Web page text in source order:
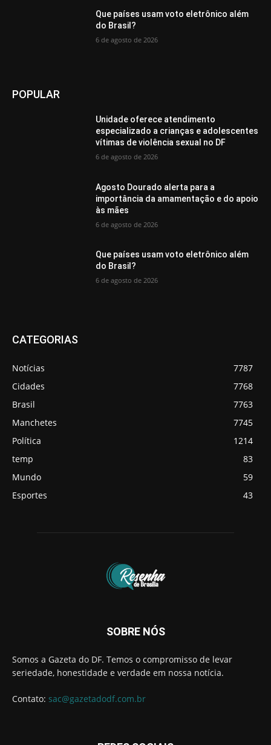
Que países usam voto eletrônico além
do Brasil?
6 de agosto de 2026
POPULAR
Unidade oferece atendimento
especializado a crianças e adolescentes
vítimas de violência sexual no DF
6 de agosto de 2026
Agosto Dourado alerta para a
importância da amamentação e do apoio
às mães
6 de agosto de 2026
Que países usam voto eletrônico além
do Brasil?
6 de agosto de 2026
CATEGORIAS
Notícias
7787
Cidades
7768
Brasil
7763
Manchetes
7745
Política
1214
temp
83
Mundo
59
Esportes
43
SOBRE NÓS
Somos a Gazeta do DF. Temos o compromisso de levar
seriedade, honestidade e verdade em nossa notícia.
Contato: sac@gazetadodf.com.br